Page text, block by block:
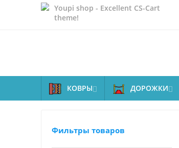
Youpi shop - Excellent CS-Cart
theme!
КОВРЫ ДОРОЖКИ
Фильтры товаров